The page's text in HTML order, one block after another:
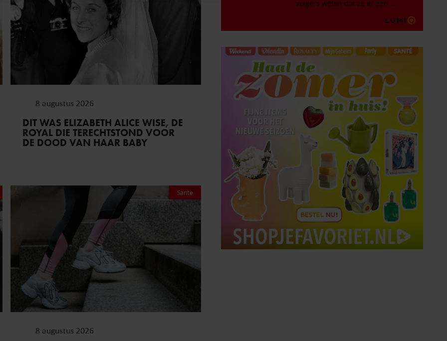
8 augustus 2026
DIT WAS ELIZABETH ALICE WISE, DE
ROYAL DIE TERECHTSTOND VOOR
DE DOOD VAN HAAR BABY
Sante
8 augustus 2026